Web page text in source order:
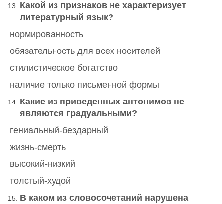
Какой из признаков не характеризует
литературный язык?
нормированность
обязательность для всех носителей
стилистическое богатство
наличие только письменной формы
Какие из приведенных антонимов не
являются градуальными?
гениальный-бездарный
жизнь-смерть
высокий-низкий
толстый-худой
В каком из словосочетаний нарушена